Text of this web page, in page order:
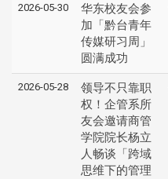
2026-05-30
华东校友会参
加「黔台青年
传媒研习周」
圆满成功
2026-05-28
领导不只靠职
权！企管系所
友会邀请商管
学院院长杨立
人畅谈「跨域
思维下的管理